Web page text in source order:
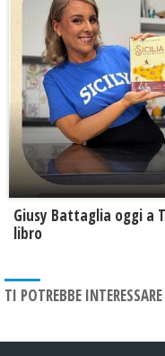
Giusy Battaglia oggi a
libro
TI POTREBBE INTERESSARE